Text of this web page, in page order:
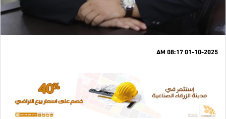
01-10-2025 08:17 AM